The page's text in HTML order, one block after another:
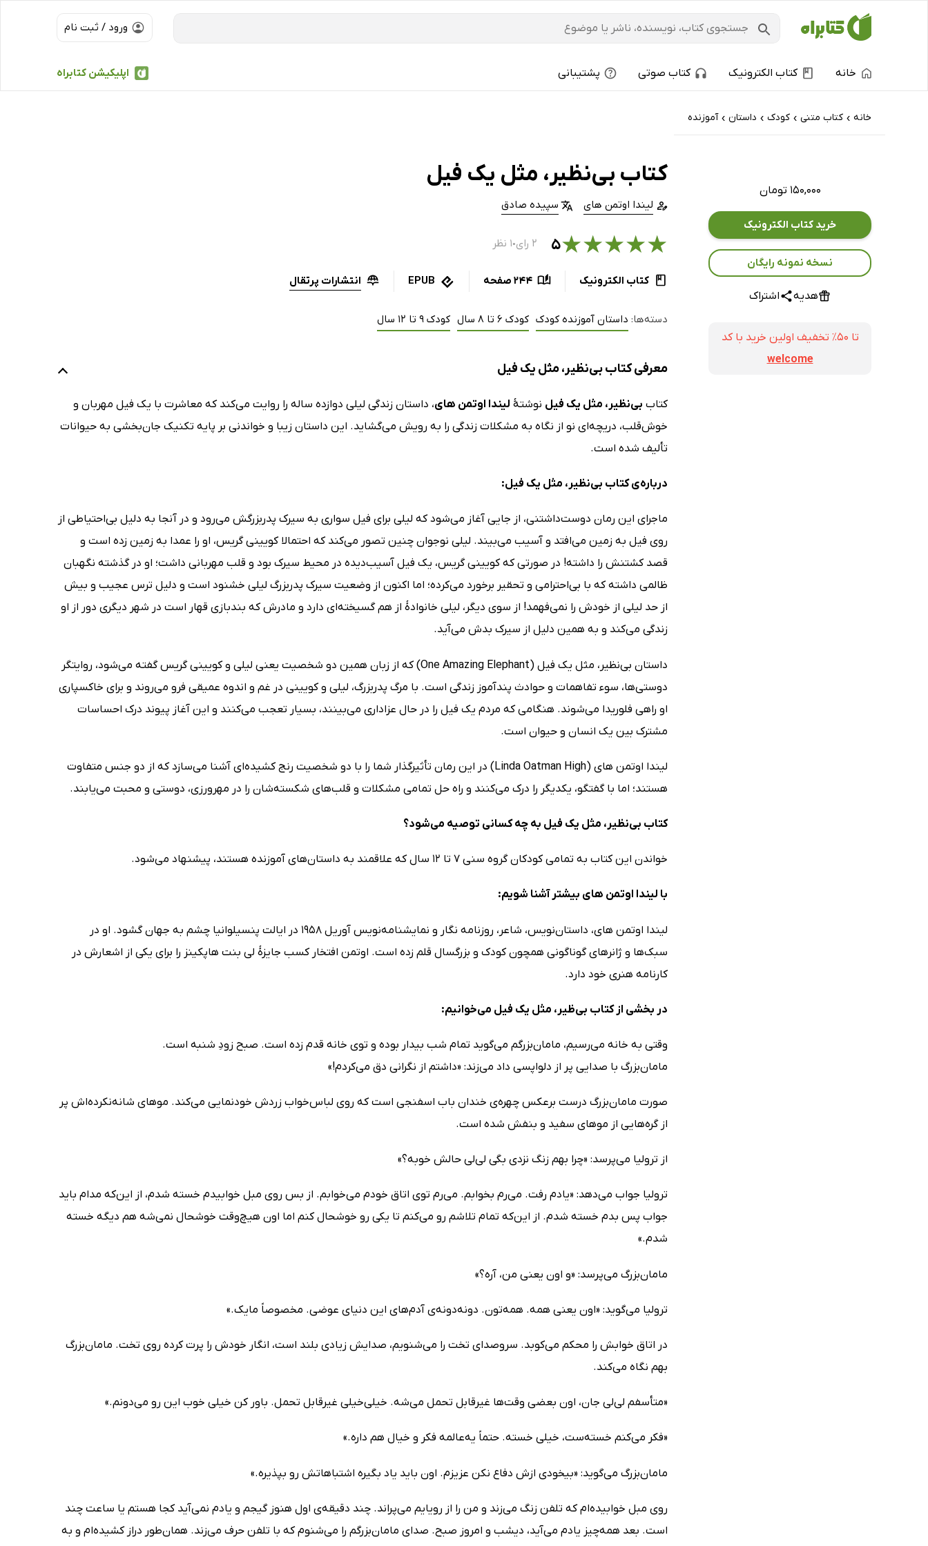
ورود / ثبت نام
اپلیکیشن کتابراه خانه کتاب الکترونیک کتاب صوتی پشتیبانی
خانه › کتاب‌ متنی › کودک › داستان › آموزنده
۱۵۰,۰۰۰ تومان
خرید کتاب الکترونیک
نسخه نمونه رایگان
هدیه اشتراک
تا ۵۰٪ تخفیف اولین خرید با کد
welcome
کتاب بی‌‌نظیر، مثل یک فیل
لیندا اوتمن ھای سپیده صادق
★
★
★
★
★۵ ۲ رای ● ۱ نظر
کتاب الکترونیک 244 صفحه EPUB انتشارات پرتقال
دسته‌ها: داستان آموزنده کودک کودک 6 تا 8 سال کودک 9 تا 12 سال
معرفی کتاب بی‌‌نظیر، مثل یک فیل
کتاب بی‌نظیر، مثل یک فیل نوشتۀ لیندا اوتمن های، داستان زندگی لیلی دوازده ساله را روایت می‌کند که معاشرت با یک فیل مهربان و
خوش‌قلب، دریچه‌ای نو از نگاه به مشکلات زندگی را به رویش می‌گشاید. این داستان زیبا و خواندنی بر پایه تکنیک جان‌بخشی به حیوانات
تألیف شده است.
درباره‌ی کتاب بی‌‌نظیر، مثل یک فیل:
ماجرای این رمان دوست‌داشتنی، از جایی آغاز می‌شود که لیلی برای فیل سواری به سیرک پدربزرگش می‌رود و در آنجا به دلیل بی‌احتیاطی از
روی فیل به زمین می‌افتد و آسیب می‌بیند. لیلی نوجوان چنین تصور می‌کند که احتمالا کویینی گریس، او را عمدا به زمین زده است و
قصد کشتنش را داشته! در صورتی که کویینی گریس، یک فیل آسیب‌دیده در محیط سیرک بود و قلب مهربانی داشت؛ او در گذشته نگهبان
ظالمی داشته که با بی‌احترامی و تحقیر برخورد می‌کرده؛ اما اکنون از وضعیت سیرک پدربزرگ لیلی خشنود است و دلیل ترس عجیب و بیش
از حد لیلی از خودش را نمی‌فهمد! از سوی دیگر، لیلی خانوادۀ از هم گسیخته‌ای دارد و مادرش که بندبازی قهار است در شهر دیگری دور از او
زندگی می‌کند و به همین دلیل از سیرک بدش می‌آید.
داستان بی‌نظیر، مثل یک فیل (One Amazing Elephant) که از زبان همین دو شخصیت یعنی لیلی و کویینی گریس گفته می‌شود، روایتگر
دوستی‌ها، سوء تفاهمات و حوادث پندآموز زندگی است. با مرگ پدربزرگ، لیلی و کویینی در غم و اندوه عمیقی فرو می‌روند و برای خاکسپاری
او راهی فلوریدا می‌شوند. هنگامی که مردم یک فیل را در حال عزاداری می‌بینند، بسیار تعجب می‌کنند و این آغاز پیوند درک احساسات
مشترک بین یک انسان و حیوان است.
لیندا اوتمن ھای (Linda Oatman High) در این رمان تأثیرگذار شما را با دو شخصیت رنج کشیده‌ای آشنا می‌سازد که از دو جنس متفاوت
هستند؛ اما با گفتگو، یکدیگر را درک می‌کنند و راه حل تمامی مشکلات و قلب‌های شکسته‌شان را در مهرورزی، دوستی و محبت می‌یابند.
کتاب بی‌‌نظیر، مثل یک فیل به چه کسانی توصیه می‌شود؟
خواندن این کتاب به تمامی کودکان گروه سنی 7 تا 12 سال که علاقمند به داستان‌های آموزنده هستند، پیشنهاد می‌شود.
با لیندا اوتمن ھای بیشتر آشنا شویم:
لیندا اوتمن های، داستان‌نویس، شاعر، روزنامه نگار و نمایشنامه‌نویس آوریل 1958 در ایالت پنسیلوانیا چشم به جهان گشود. او در
سبک‌ها و ژانرهای گوناگونی همچون کودک و بزرگسال قلم زده است. اوتمن افتخار کسب جایزۀ لی بنت هاپکینز را برای یکی از اشعارش در
کارنامه هنری خود دارد.
در بخشی از کتاب بی‌‌ظیر، مثل یک فیل می‌خوانیم:
وقتی به خانه می‌رسیم، مامان‌بزرگم می‌گوید تمام شب بیدار بوده و توی خانه قدم زده است. صبح زودِ شنبه است.
مامان‌بزرگ با صدایی پر از دلواپسی داد می‌زند: «داشتم از نگرانی دق می‌کردم!»
صورت مامان‌بزرگ درست برعکس چهره‌ی خندان باب اسفنجی است که روی لباس‌خواب زردش خودنمایی می‌کند. موهای شانه‌نکرده‌اش پر
از گره‌هایی از موهای سفید و بنفش شده است.
از ترولیا می‌پرسد: «چرا بهم زنگ نزدی بگی لی‌لی حالش خوبه؟»
ترولیا جواب می‌دهد: «یادم رفت. می‌رم بخوابم. می‌رم توی اتاق خودم می‌خوابم. از بس روی مبل خوابیدم خسته شدم، از این‌که مدام باید
جواب پس بدم خسته شدم. از این‌که تمام تلاشم رو می‌کنم تا یکی رو خوشحال کنم اما اون هیچ‌وقت خوشحال نمی‌شه هم دیگه خسته
شدم.»
مامان‌بزرگ می‌پرسد: «و اون یعنی من، آره؟»
ترولیا می‌گوید: «اون یعنی همه. همه‌تون. دونه‌دونه‌ی آدم‌های این دنیای عوضی. مخصوصاً مایک.»
در اتاق خوابش را محکم می‌کوبد. سروصدای تخت را می‌شنویم، صدایش زیادی بلند است، انگار خودش را پرت کرده روی تخت. مامان‌بزرگ
بهم نگاه می‌کند.
«متأسفم لی‌لی جان، اون بعضی وقت‌ها غیرقابل تحمل می‌شه. خیلی‌خیلی غیرقابل تحمل. باور کن خیلی خوب این رو می‌دونم.»
«فکر می‌کنم خسته‌ست، خیلی خسته. حتماً یه‌عالمه فکر و خیال هم داره.»
مامان‌بزرگ می‌گوید: «بیخودی ازش دفاع نکن عزیزم. اون باید یاد بگیره اشتباهاتش رو بپذیره.»
روی مبل خوابیده‌ام که تلفن زنگ می‌زند و من را از رویایم می‌پراند. چند دقیقه‌ی اول هنوز گیجم و یادم نمی‌آید کجا هستم یا ساعت چند
است. بعد همه‌چیز یادم می‌آید، دیشب و امروز صبح. صدای مامان‌بزرگم را می‌شنوم که با تلفن حرف می‌زند. همان‌طور دراز کشیده‌ام و به